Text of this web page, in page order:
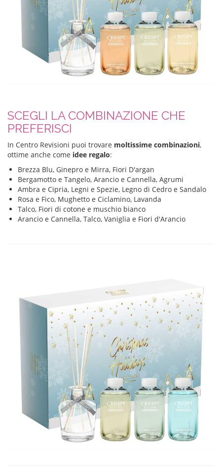
SCEGLI LA COMBINAZIONE CHE
PREFERISCI
In Centro Revisioni puoi trovare moltissime combinazioni,
ottime anche come idee regalo:
Brezza Blu, Ginepro e Mirra, Fiori D'argan
Bergamotto e Tangelo, Arancio e Cannella, Agrumi
Ambra e Cipria, Legni e Spezie, Legno di Cedro e Sandalo
Rosa e Fico, Mughetto e Ciclamino, Lavanda
Talco, Fiori di cotone e muschio bianco
Arancio e Cannella, Talco, Vaniglia e Fiori d'Arancio